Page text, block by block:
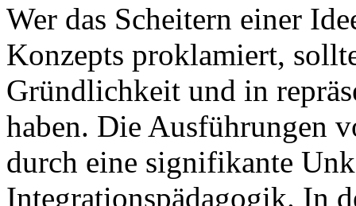
Wer das Scheitern einer
Konzepts proklamiert,
Gründlichkeit und in
haben. Die Ausführungen
durch eine signifikante
Integrationspädagogik. In